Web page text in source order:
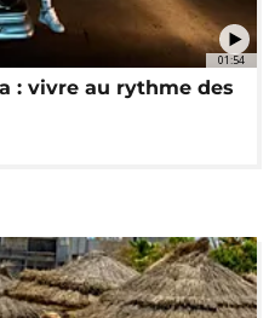
01:54
: vivre au rythme des